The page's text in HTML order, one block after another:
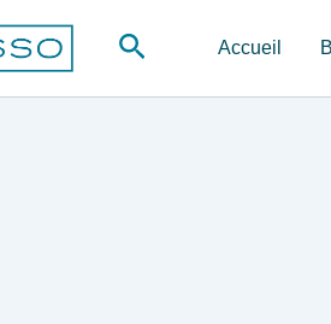
Rechercher
Accueil